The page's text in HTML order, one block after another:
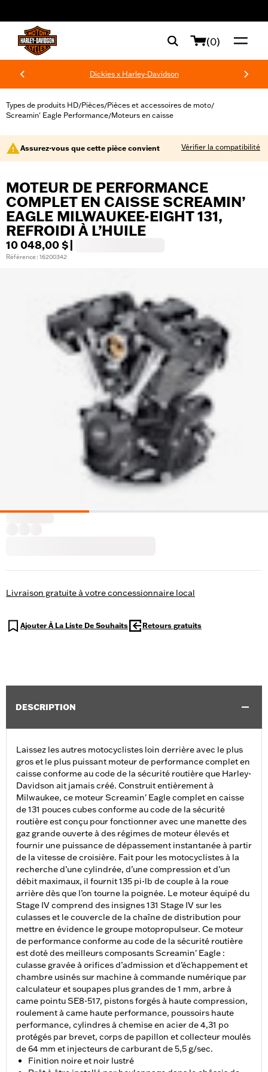
(0)
Dickies x Harley-Davidson
Types de produits HD/Pièces/Pièces et accessoires de moto/
Screamin' Eagle Performance/Moteurs en caisse
Assurez-vous que cette pièce convient Vérifier la compatibilité
MOTEUR DE PERFORMANCE
COMPLET EN CAISSE SCREAMIN’
EAGLE MILWAUKEE-EIGHT 131,
REFROIDI À L’HUILE
10 048,00 $
Référence : 16200342
Livraison gratuite à votre concessionnaire local
Ajouter À La Liste De Souhaits Retours gratuits
DESCRIPTION
Laissez les autres motocyclistes loin derrière avec le plus
gros et le plus puissant moteur de performance complet en
caisse conforme au code de la sécurité routière que Harley-
Davidson ait jamais créé. Construit entièrement à
Milwaukee, ce moteur Screamin' Eagle complet en caisse
de 131 pouces cubes conforme au code de la sécurité
routière est conçu pour fonctionner avec une manette des
gaz grande ouverte à des régimes de moteur élevés et
fournir une puissance de dépassement instantanée à partir
de la vitesse de croisière. Fait pour les motocyclistes à la
recherche d’une cylindrée, d’une compression et d’un
débit maximaux, il fournit 135 pi-lb de couple à la roue
arrière dès que l’on tourne la poignée. Le moteur équipé du
Stage IV comprend des insignes 131 Stage IV sur les
culasses et le couvercle de la chaîne de distribution pour
mettre en évidence le groupe motopropulseur. Ce moteur
de performance conforme au code de la sécurité routière
est doté des meilleurs composants Screamin' Eagle :
culasse gravée à orifices d’admission et d’échappement et
chambre usinés sur machine à commande numérique par
calculateur et soupapes plus grandes de 1 mm, arbre à
came pointu SE8-517, pistons forgés à haute compression,
roulement à came haute performance, poussoirs haute
performance, cylindres à chemise en acier de 4,31 po
protégés par brevet, corps de papillon et collecteur moulés
de 64 mm et injecteurs de carburant de 5,5 g/sec.
Finition noire et noir lustré